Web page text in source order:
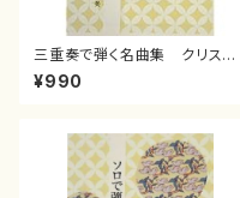
三重奏で弾く名曲集 クリスマ
スメドレー( 箏2/大平光美 編
曲/楽譜）
¥990